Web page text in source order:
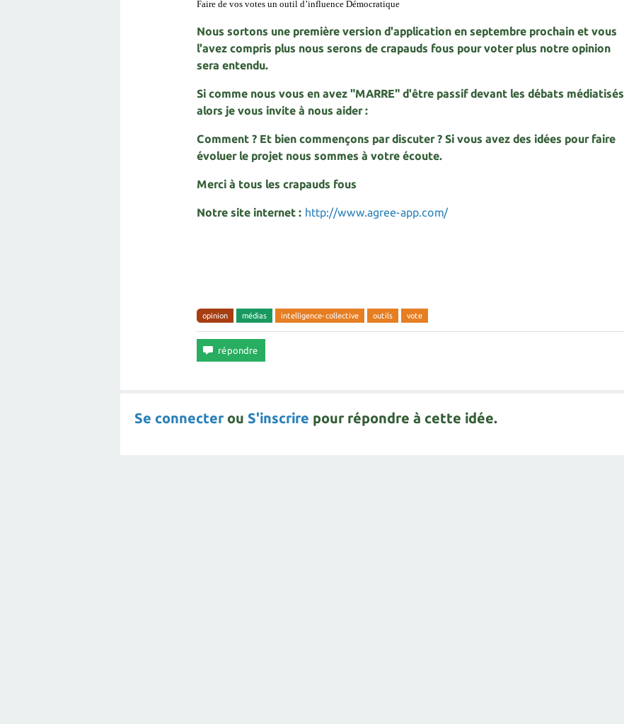
Faire de vos votes un outil d’influence Démocratique
Nous sortons une première version d'application en septembre prochain et vous
l'avez compris plus nous serons de crapauds fous pour voter plus notre opinion
sera entendu.
Si comme nous vous en avez "MARRE" d'être passif devant les débats médiatisés
alors je vous invite à nous aider :
Comment ? Et bien commençons par discuter ? Si vous avez des idées pour faire
évoluer le projet nous sommes à votre écoute.
Merci à tous les crapauds fous
Notre site internet : http://www.agree-app.com/
opinion médias intelligence-collective outils vote
Se connecter ou S'inscrire pour répondre à cette idée.